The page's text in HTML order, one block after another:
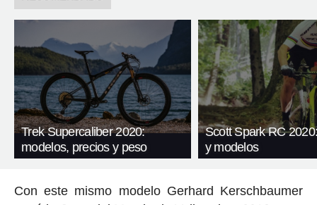
Trek Supercaliber 2020:
modelos, precios y peso
Scott Spark RC
y modelos
Con este mismo modelo Gerhard Kerschbaumer